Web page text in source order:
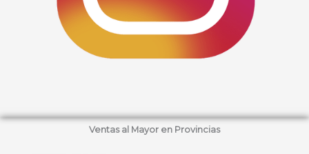
Ventas al Mayor en Provincias